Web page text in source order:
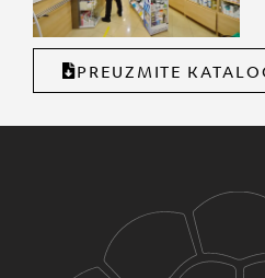
PREUZMITE